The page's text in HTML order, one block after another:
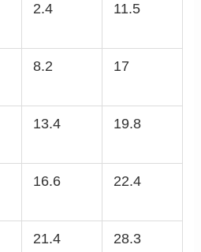
2.4 11.5
8.2 17
13.4 19.8
16.6 22.4
21.4 28.3